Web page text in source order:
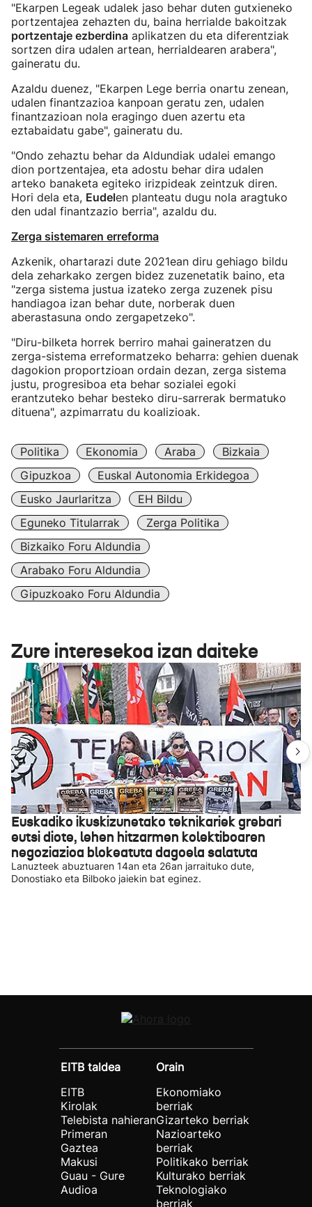
"Ekarpen Legeak udalek jaso behar duten gutxieneko
portzentajea zehazten du, baina herrialde bakoitzak
portzentaje ezberdina aplikatzen du eta diferentziak
sortzen dira udalen artean, herrialdearen arabera",
gaineratu du.
Azaldu duenez, "Ekarpen Lege berria onartu zenean,
udalen finantzazioa kanpoan geratu zen, udalen
finantzazioan nola eragingo duen azertu eta
eztabaidatu gabe", gaineratu du.
"Ondo zehaztu behar da Aldundiak udalei emango
dion portzentajea, eta adostu behar dira udalen
arteko banaketa egiteko irizpideak zeintzuk diren.
Hori dela eta, Eudelen planteatu dugu nola aragtuko
den udal finantzazio berria", azaldu du.
Zerga sistemaren erreforma
Azkenik, ohartarazi dute 2021ean diru gehiago bildu
dela zeharkako zergen bidez zuzenetatik baino, eta
"zerga sistema justua izateko zerga zuzenek pisu
handiagoa izan behar dute, norberak duen
aberastasuna ondo zergapetzeko".
"Diru-bilketa horrek berriro mahai gaineratzen du
zerga-sistema erreformatzeko beharra: gehien duenak
dagokion proportzioan ordain dezan, zerga sistema
justu, progresiboa eta behar sozialei egoki
erantzuteko behar besteko diru-sarrerak bermatuko
dituena", azpimarratu du koalizioak.
Politika Ekonomia Araba
Bizkaia
Gipuzkoa
Euskal Autonomia Erkidegoa
Eusko Jaurlaritza
EH Bildu
Eguneko Titularrak
Zerga Politika
Bizkaiko Foru Aldundia
Arabako Foru Aldundia
Gipuzkoako Foru Aldundia
Zure interesekoa izan daiteke
Euskadiko ikuskizunetako teknikariek grebari
eutsi diote, lehen hitzarmen kolektiboaren
negoziazioa blokeatuta dagoela salatuta
Lanuzteek abuztuaren 14an eta 26an jarraituko dute,
Donostiako eta Bilboko jaiekin bat eginez.
EITB taldea
EITB
Kirolak
Telebista nahieran
Primeran
Gaztea
Makusi
Guau - Gure
Audioa
Orain
Ekonomiako
berriak
Gizarteko berriak
Nazioarteko
berriak
Politikako berriak
Kulturako berriak
Teknologiako
berriak